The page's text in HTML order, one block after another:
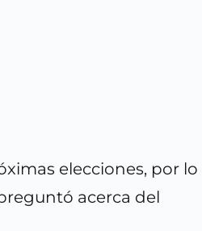
elecciones, por lo
acerca del